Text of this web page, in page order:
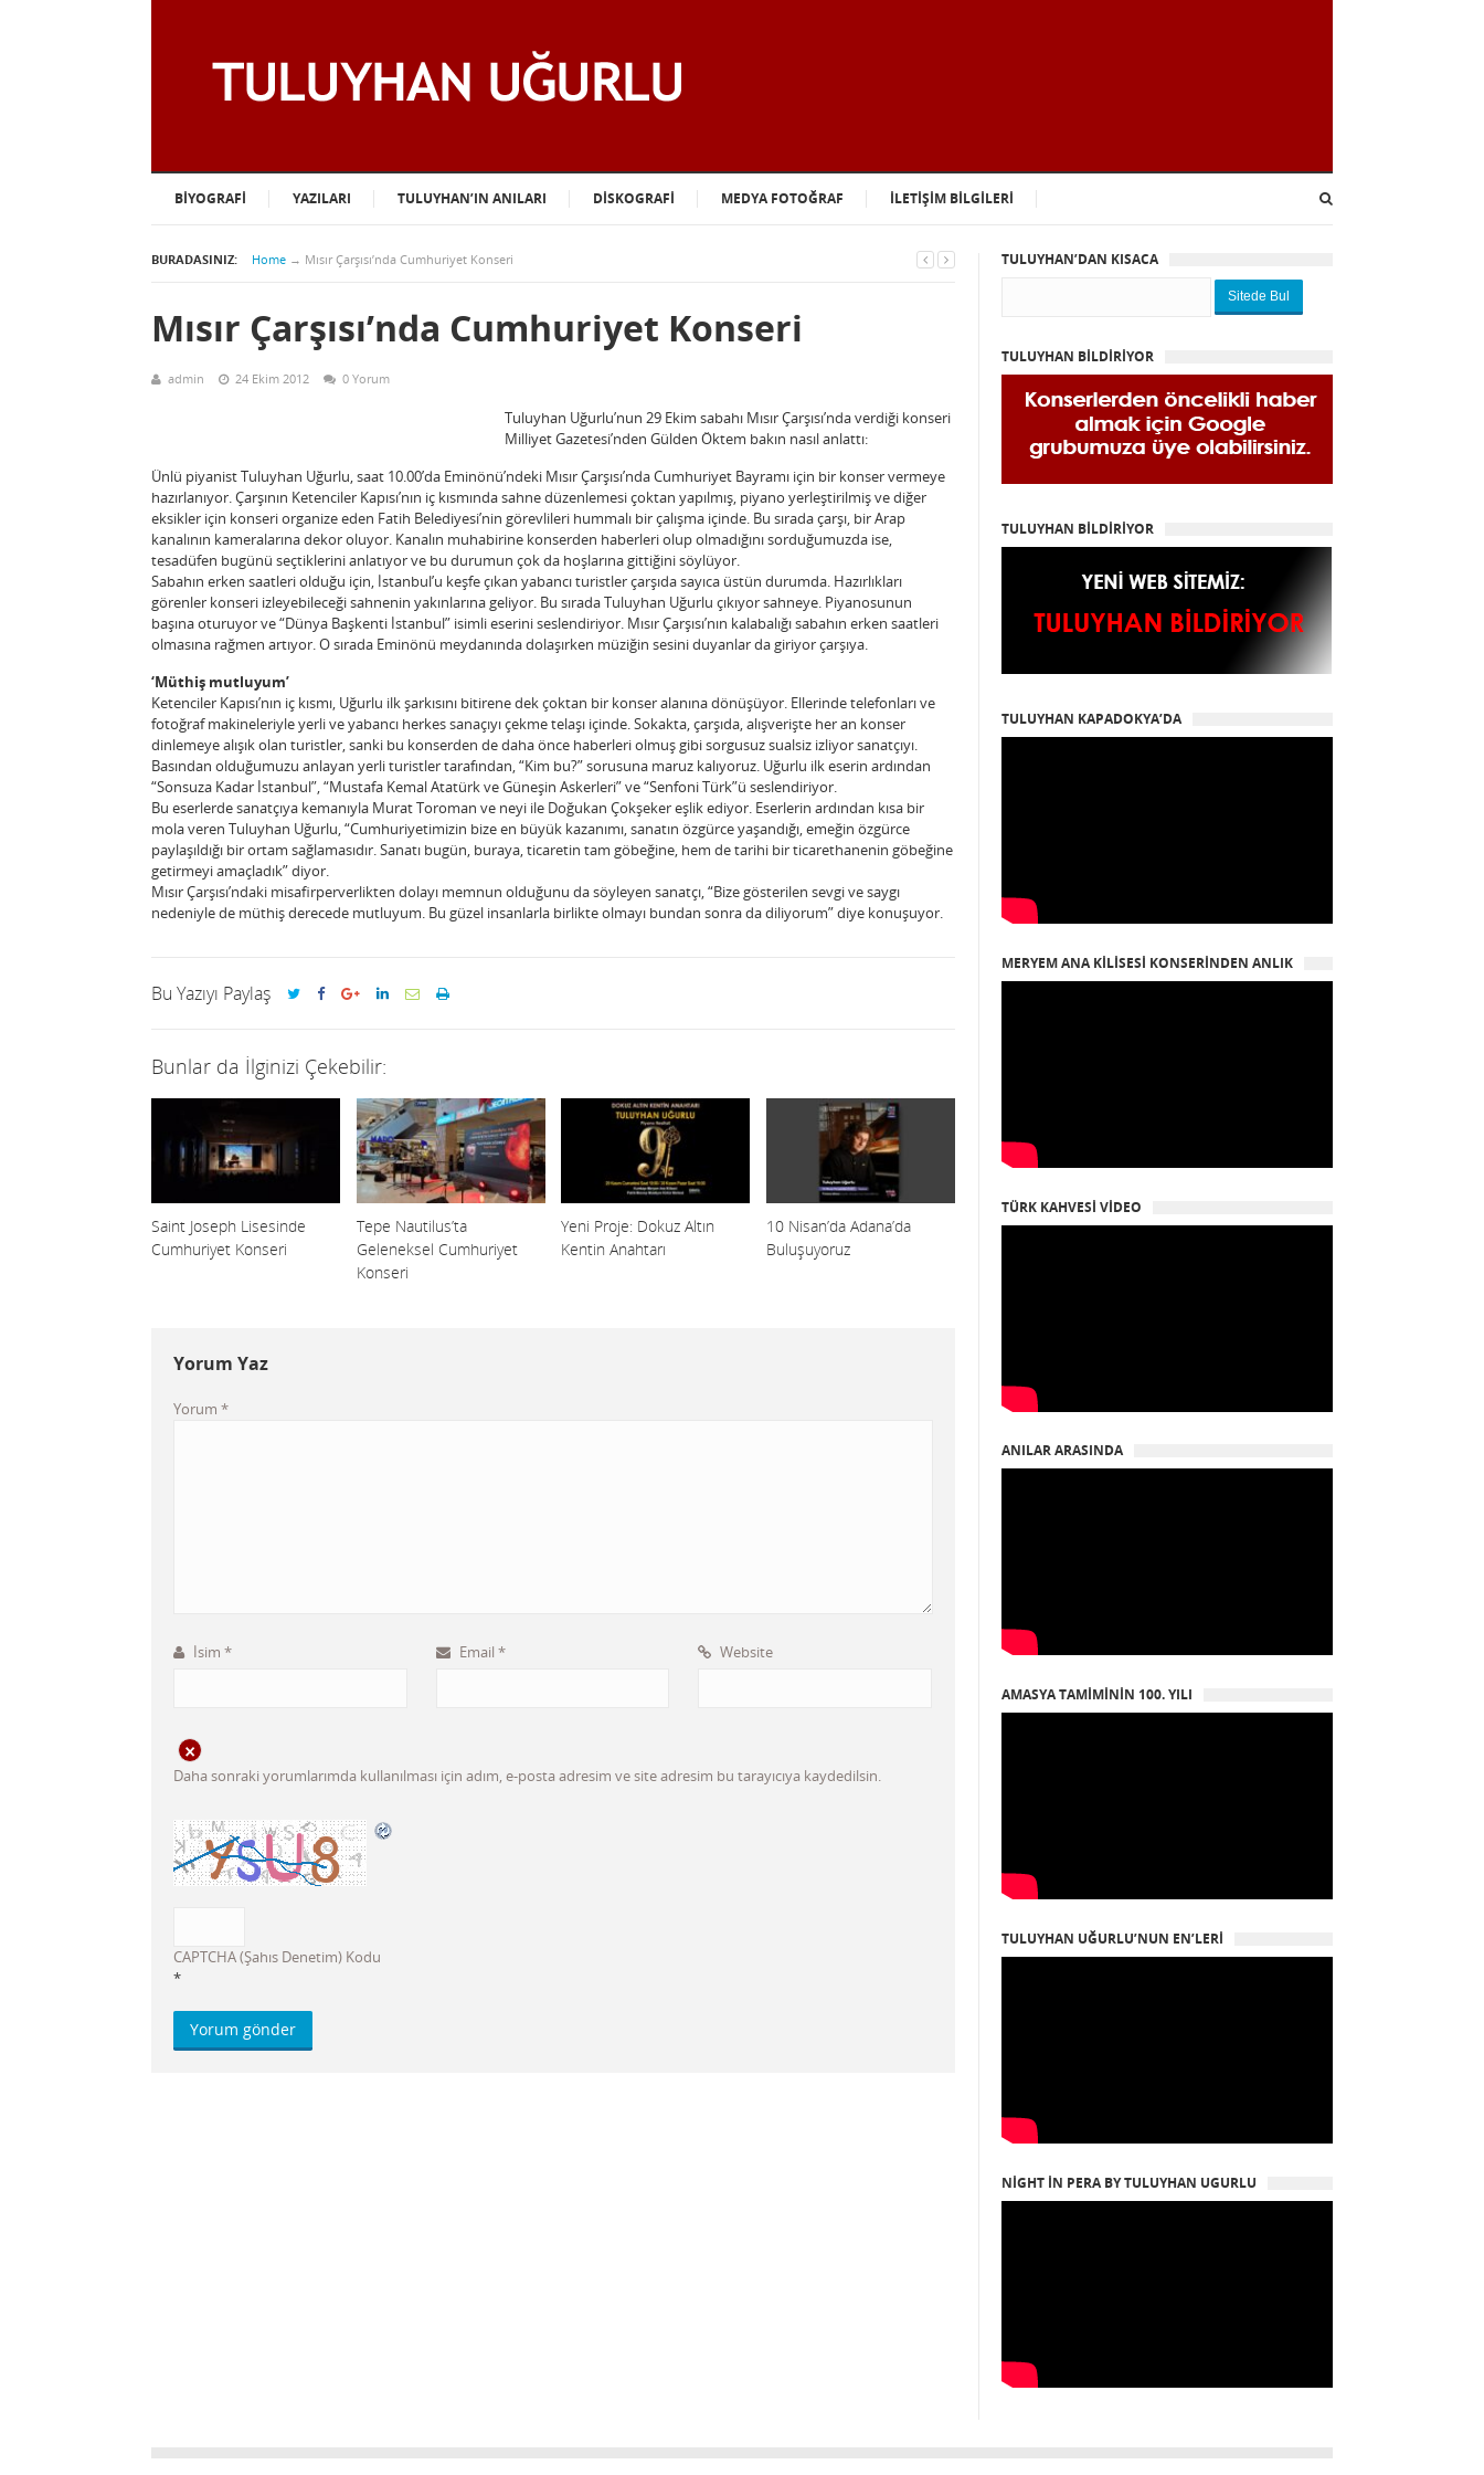
BIYOGRAFI YAZILARI TULUYHAN’IN ANILARI DİSKOGRAFİ MEDYA FOTOĞRAF İLETİŞİM BİLGİLERİ
BURADASINIZ: Home → Mısır Çarşısı’nda Cumhuriyet Konseri
Mısır Çarşısı’nda Cumhuriyet Konseri
admin 24 Ekim 2012 0 Yorum
Tuluyhan Uğurlu’nun 29 Ekim sabahı Mısır Çarşısı’nda verdiği konseri
Milliyet Gazetesi’nden Gülden Öktem bakın nasıl anlattı:
Ünlü piyanist Tuluyhan Uğurlu, saat 10.00’da Eminönü’ndeki Mısır Çarşısı’nda Cumhuriyet Bayramı için bir konser vermeye
hazırlanıyor. Çarşının Ketenciler Kapısı’nın iç kısmında sahne düzenlemesi çoktan yapılmış, piyano yerleştirilmiş ve diğer
eksikler için konseri organize eden Fatih Belediyesi’nin görevlileri hummalı bir çalışma içinde. Bu sırada çarşı, bir Arap
kanalının kameralarına dekor oluyor. Kanalın muhabirine konserden haberleri olup olmadığını sorduğumuzda ise,
tesadüfen bugünü seçtiklerini anlatıyor ve bu durumun çok da hoşlarına gittiğini söylüyor.
Sabahın erken saatleri olduğu için, İstanbul’u keşfe çıkan yabancı turistler çarşıda sayıca üstün durumda. Hazırlıkları
görenler konseri izleyebileceği sahnenin yakınlarına geliyor. Bu sırada Tuluyhan Uğurlu çıkıyor sahneye. Piyanosunun
başına oturuyor ve “Dünya Başkenti İstanbul” isimli eserini seslendiriyor. Mısır Çarşısı’nın kalabalığı sabahın erken saatleri
olmasına rağmen artıyor. O sırada Eminönü meydanında dolaşırken müziğin sesini duyanlar da giriyor çarşıya.
‘Müthiş mutluyum’
Ketenciler Kapısı’nın iç kısmı, Uğurlu ilk şarkısını bitirene dek çoktan bir konser alanına dönüşüyor. Ellerinde telefonları ve
fotoğraf makineleriyle yerli ve yabancı herkes sanaçıyı çekme telaşı içinde. Sokakta, çarşıda, alışverişte her an konser
dinlemeye alışık olan turistler, sanki bu konserden de daha önce haberleri olmuş gibi sorgusuz sualsiz izliyor sanatçıyı.
Basından olduğumuzu anlayan yerli turistler tarafından, “Kim bu?” sorusuna maruz kalıyoruz. Uğurlu ilk eserin ardından
“Sonsuza Kadar İstanbul”, “Mustafa Kemal Atatürk ve Güneşin Askerleri” ve “Senfoni Türk”ü seslendiriyor.
Bu eserlerde sanatçıya kemanıyla Murat Toroman ve neyi ile Doğukan Çokşeker eşlik ediyor. Eserlerin ardından kısa bir
mola veren Tuluyhan Uğurlu, “Cumhuriyetimizin bize en büyük kazanımı, sanatın özgürce yaşandığı, emeğin özgürce
paylaşıldığı bir ortam sağlamasıdır. Sanatı bugün, buraya, ticaretin tam göbeğine, hem de tarihi bir ticarethanenin göbeğine
getirmeyi amaçladık” diyor.
Mısır Çarşısı’ndaki misafirperverlikten dolayı memnun olduğunu da söyleyen sanatçı, “Bize gösterilen sevgi ve saygı
nedeniyle de müthiş derecede mutluyum. Bu güzel insanlarla birlikte olmayı bundan sonra da diliyorum” diye konuşuyor.
Bu Yazıyı Paylaş
Bunlar da İlginizi Çekebilir:
Saint Joseph Lisesinde
Cumhuriyet Konseri
Tepe Nautilus’ta
Geleneksel Cumhuriyet
Konseri
Yeni Proje: Dokuz Altın
Kentin Anahtarı
10 Nisan’da Adana’da
Buluşuyoruz
Yorum Yaz
Yorum *
İsim * Email * Website
Daha sonraki yorumlarımda kullanılması için adım, e-posta adresim ve site adresim bu tarayıcıya kaydedilsin.
CAPTCHA (Şahıs Denetim) Kodu
*
TULUYHAN’DAN KISACA
Sitede Bul
TULUYHAN BİLDİRİYOR
TULUYHAN BİLDİRİYOR
TULUYHAN KAPADOKYA’DA
MERYEM ANA KİLİSESİ KONSERİNDEN ANLIK
TÜRK KAHVESİ VİDEO
ANILAR ARASINDA
AMASYA TAMIMININ 100. YILI
TULUYHAN UĞURLU’NUN EN’LERI
NIGHT IN PERA BY TULUYHAN UGURLU